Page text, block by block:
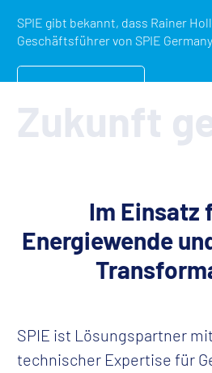
SPIE gibt bekannt, dass Rainer
Geschäftsführer von SPIE
Mehr erfahren
Zukunft
Im Einsatz
Energiewende
SPIE ist Lösungspartner
technischer Expertise für